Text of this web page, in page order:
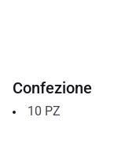
Confezione
10 PZ